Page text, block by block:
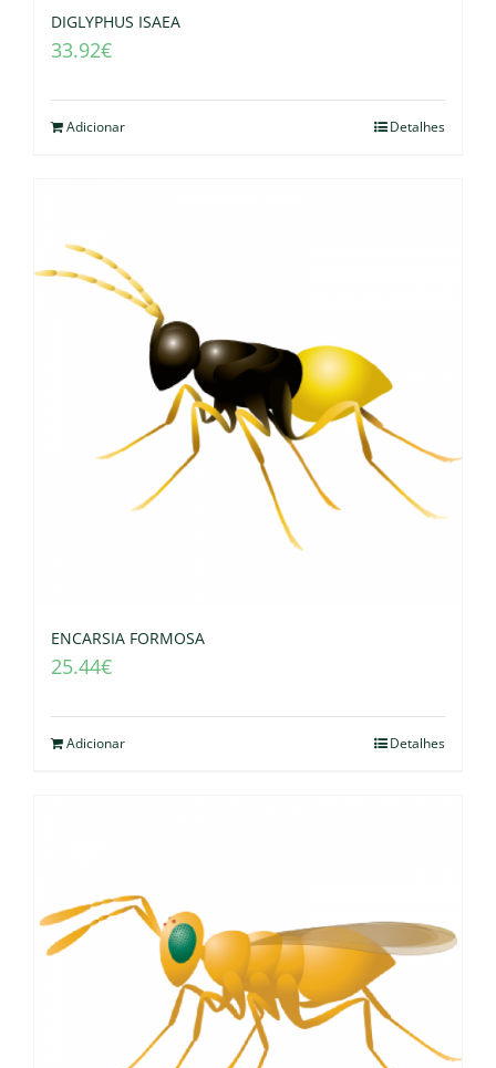
DIGLYPHUS ISAEA
33.92€
Adicionar Detalhes
ENCARSIA FORMOSA
25.44€
Adicionar Detalhes